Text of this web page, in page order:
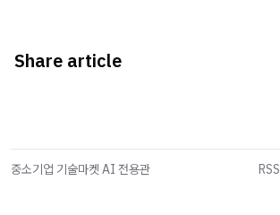
Share article
중소기업 기술마켓 AI 전용관 RSS